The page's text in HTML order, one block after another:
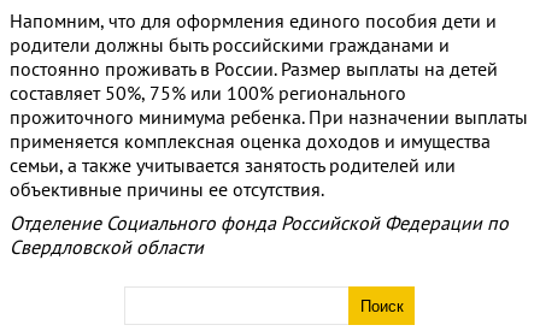
Напомним, что для оформления единого пособия дети и
родители должны быть российскими гражданами и
постоянно проживать в России. Размер выплаты на детей
составляет 50%, 75% или 100% регионального
прожиточного минимума ребенка. При назначении выплаты
применяется комплексная оценка доходов и имущества
семьи, а также учитывается занятость родителей или
объективные причины ее отсутствия.
Отделение Социального фонда Российской Федерации по
Свердловской области